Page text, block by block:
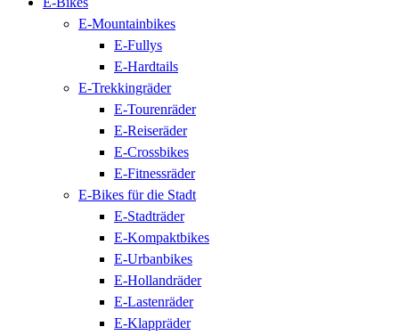
E-Mountainbikes
E-Fullys
E-Hardtails
E-Trekkingräder
E-Tourenräder
E-Reiseräder
E-Crossbikes
E-Fitnessräder
E-Bikes für die Stadt
E-Stadträder
E-Kompaktbikes
E-Urbanbikes
E-Hollandräder
E-Lastenräder
E-Klappräder